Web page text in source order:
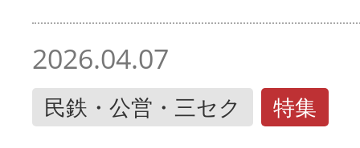
2026.04.07
民鉄・公営・三セク 特集